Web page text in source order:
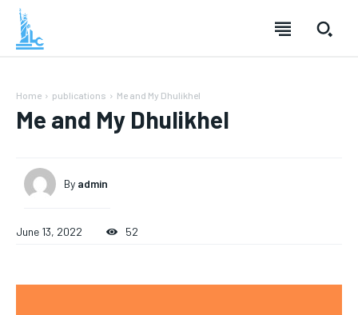
Home publications Me and My Dhulikhel
Me and My Dhulikhel
By admin
June 13, 2022 52